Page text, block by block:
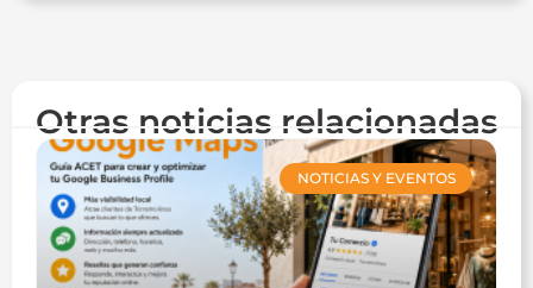
Otras noticias relacionadas
NOTICIAS Y EVENTOS